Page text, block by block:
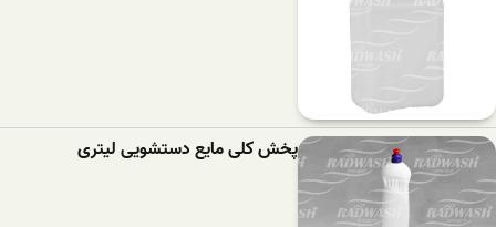
پخش کلی مایع دستشویی لیتری